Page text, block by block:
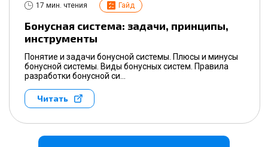
17 мин. чтения Гайд
Бонусная система: задачи, принципы,
инструменты
Понятие и задачи бонусной системы. Плюсы и минусы
бонусной системы. Виды бонусных систем. Правила
разработки бонусной си...
Читать